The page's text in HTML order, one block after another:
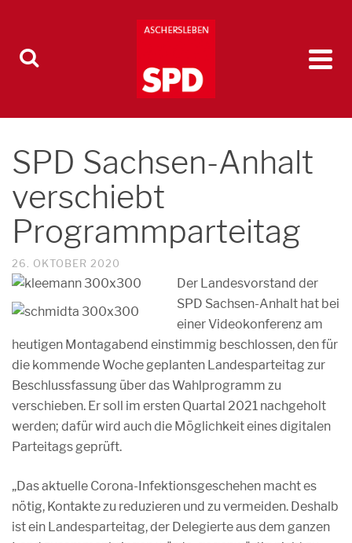
SPD Sachsen-Anhalt
verschiebt
Programmparteitag
26. OKTOBER 2020
Der Landesvorstand der
SPD Sachsen-Anhalt hat bei
einer Videokonferenz am
heutigen Montagabend einstimmig beschlossen, den für
die kommende Woche geplanten Landesparteitag zur
Beschlussfassung über das Wahlprogramm zu
verschieben. Er soll im ersten Quartal 2021 nachgeholt
werden; dafür wird auch die Möglichkeit eines digitalen
Parteitags geprüft.
„Das aktuelle Corona-Infektionsgeschehen macht es
nötig, Kontakte zu reduzieren und zu vermeiden. Deshalb
ist ein Landesparteitag, der Delegierte aus dem ganzen